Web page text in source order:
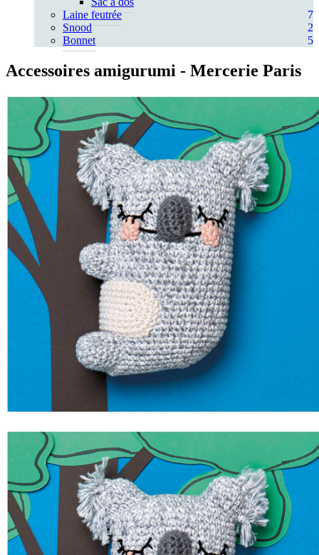
Laine feutrée
7
Snood
2
Bonnet
5
Accessoires amigurumi - Mercerie Paris